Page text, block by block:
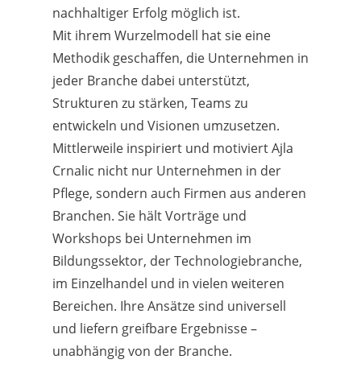
nachhaltiger Erfolg möglich ist.
Mit ihrem Wurzelmodell hat sie eine
Methodik geschaffen, die Unternehmen in
jeder Branche dabei unterstützt,
Strukturen zu stärken, Teams zu
entwickeln und Visionen umzusetzen.
Mittlerweile inspiriert und motiviert Ajla
Crnalic nicht nur Unternehmen in der
Pflege, sondern auch Firmen aus anderen
Branchen. Sie hält Vorträge und
Workshops bei Unternehmen im
Bildungssektor, der Technologiebranche,
im Einzelhandel und in vielen weiteren
Bereichen. Ihre Ansätze sind universell
und liefern greifbare Ergebnisse –
unabhängig von der Branche.